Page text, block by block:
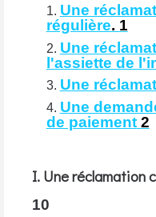
Une
régulière. 1
Une
l'assiette de
Une
Une
de paiement 2
I. Une réclamation
10